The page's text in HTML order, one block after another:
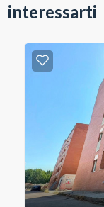
interessarti